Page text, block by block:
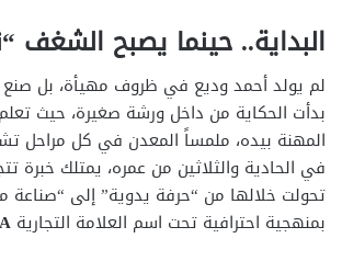
البداية.. حينما يصبح الشغف
لم يولد أحمد وديع في ظروف مهيأة، بل
بدأت الحكاية من داخل ورشة صغيرة، حيث
المهنة بيده، ملمساً المعدن في كل مراحل
تحولت خلالها من “حرفة يدوية” إلى “صناعة
بمنهجية احترافية تحت اسم العلامة التجارية